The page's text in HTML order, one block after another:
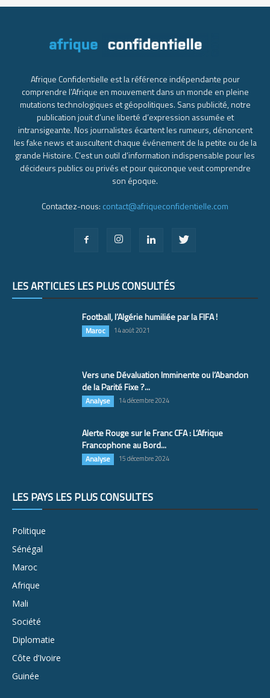
Afrique Confidentielle est la référence indépendante pour
comprendre l’Afrique en mouvement dans un monde en pleine
mutations technologiques et géopolitiques. Sans publicité, notre
publication jouit d’une liberté d’expression assumée et
intransigeante. Nos journalistes écartent les rumeurs, dénoncent
les fake news et auscultent chaque événement de la petite ou de la
grande Histoire. C’est un outil d’information indispensable pour les
décideurs publics ou privés et pour quiconque veut comprendre
son époque.
Contactez-nous: contact@afriqueconfidentielle.com
LES ARTICLES LES PLUS CONSULTÉS
Football, l’Algérie humiliée par la FIFA !
Maroc 14 août 2021
Vers une Dévaluation Imminente ou l’Abandon
de la Parité Fixe ?...
Analyse 14 décembre 2024
Alerte Rouge sur le Franc CFA : L’Afrique
Francophone au Bord...
Analyse 15 décembre 2024
LES PAYS LES PLUS CONSULTÉS
Politique
Sénégal
Maroc
Afrique
Mali
Société
Diplomatie
Côte d’Ivoire
Guinée